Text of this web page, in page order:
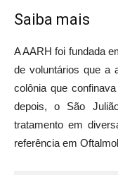
Saiba mais
A AARH foi fundada
de voluntários que a
colônia que
depois, o São
tratamento em
referência em